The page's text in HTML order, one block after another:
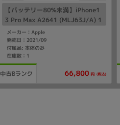
【バッテリー80%未満】iPhone1
3 Pro Max A2641 (MLJ63J/A) 1
28GB ゴールド 【SoftBank版SI
Mフリー】
メーカー：Apple
発売日：2021/09
付属品: 本体のみ
在庫数：1
中古Bランク 66,800 円 (税込)